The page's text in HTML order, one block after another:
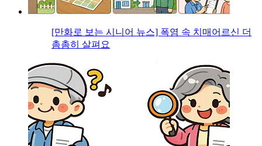
[만화로 보는 시니어 뉴스] 폭염 속 치매어르신 더
촘촘히 살펴요